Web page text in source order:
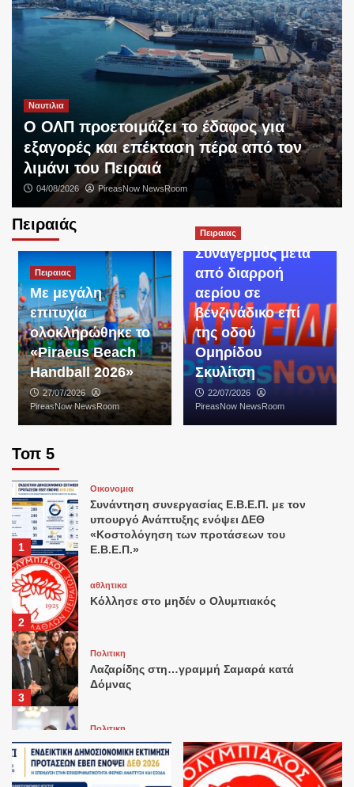
Ναυτιλια
O ΟΛΠ προετοιμάζει το έδαφος για
εξαγορές και επέκταση πέρα από τον
λιμάνι του Πειραιά
04/08/2026 PireasNow NewsRoom
Πειραιάς
Πειραιας
Με μεγάλη
επιτυχία
ολοκληρώθηκε το
«Piraeus Beach
Handball 2026»
27/07/2026
PireasNow NewsRoom
Πειραιας
Συναγερμός μετά
από διαρροή
αερίου σε
βενζινάδικο επί
της οδού
Ομηρίδου
Σκυλίτση
22/07/2026
PireasNow NewsRoom
Τοπ 5
1
Οικονομια
Συνάντηση συνεργασίας Ε.Β.Ε.Π. με τον
υπουργό Ανάπτυξης ενόψει ΔΕΘ
«Κοστολόγηση των προτάσεων του
Ε.Β.Ε.Π.»
2
αθλητικα
Κόλλησε στο μηδέν ο Ολυμπιακός
3
Πολιτικη
Λαζαρίδης στη…γραμμή Σαμαρά κατά
Δόμνας
Πολιτικη
Μητσοτάκης: σύσκεψη στο Μαξίμου για
τις αποζημιώσεις